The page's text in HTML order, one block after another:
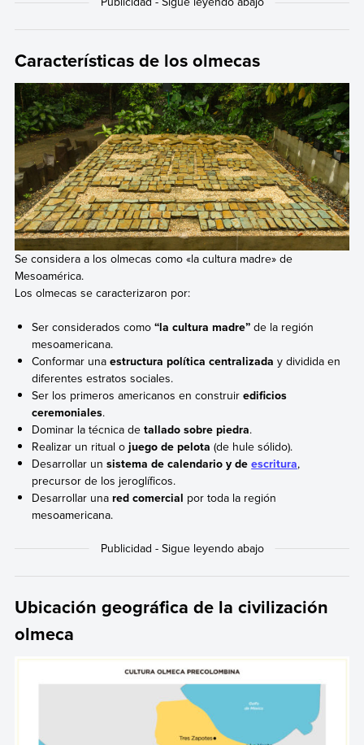
Características de los olmecas
Se considera a los olmecas como «la cultura madre» de
Mesoamérica.
Los olmecas se caracterizaron por:
Ser considerados como“la cultura madre” de la región
mesoamericana.
Conformar unaestructura política centralizada y dividida en
diferentes estratos sociales.
Ser los primeros americanos en construiredificios
ceremoniales.
Dominar la técnica detallado sobre piedra.
Realizar un ritual ojuego de pelota (de hule sólido).
Desarrollar unsistema de calendario y deescritura,
precursor de los jeroglíficos.
Desarrollar unared comercial por toda la región
mesoamericana.
Ubicación geográfica de la civilización
olmeca